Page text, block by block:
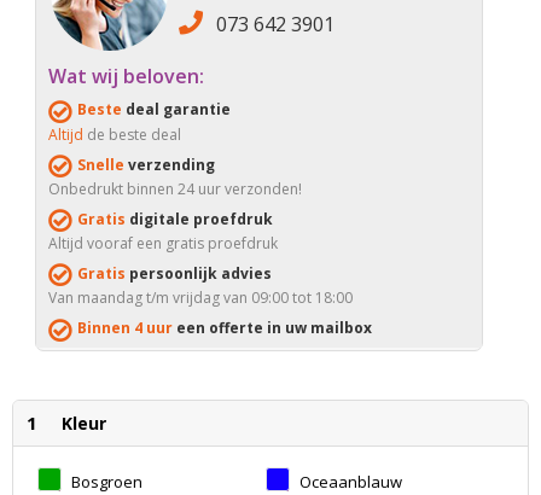
073 642 3901
Wat wij beloven:
Beste deal garantie
Altijd de beste deal
Snelle verzending
Onbedrukt binnen 24 uur verzonden!
Gratis digitale proefdruk
Altijd vooraf een gratis proefdruk
Gratis persoonlijk advies
Van maandag t/m vrijdag van 09:00 tot 18:00
Binnen 4 uur een offerte in uw mailbox
1 Kleur
Bosgroen
Oceaanblauw